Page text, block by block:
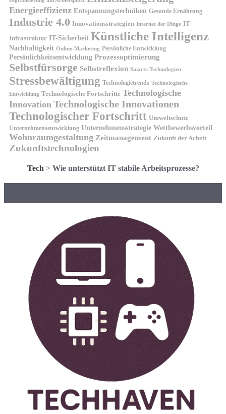
Energieeffizienz Entspannungstechniken Gesunde Ernährung
Industrie 4.0 Innovationsstrategien Internet der Dinge IT-
Infrastruktur IT-Sicherheit Künstliche Intelligenz
Nachhaltigkeit Online-Marketing Persönliche Entwicklung
Persönlichkeitsentwicklung Prozessoptimierung
Selbstfürsorge Selbstreflexion Smarte Technologien
Stressbewältigung Technologietrends Technologische
Entwicklung Technologische Fortschritte Technologische
Innovation Technologische Innovationen
Technologischer Fortschritt Umweltschutz
Unternehmensentwicklung Unternehmensstrategie Wettbewerbsvorteil
Wohnraumgestaltung Zeitmanagement Zukunft der Arbeit
Zukunftstechnologien
Tech > Wie unterstützt IT stabile Arbeitsprozesse?